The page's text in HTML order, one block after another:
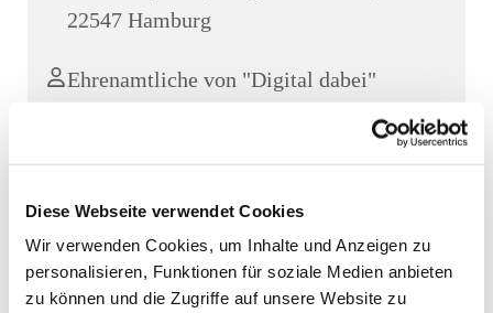
Diese Webseite verwendet Cookies
Wir verwenden Cookies, um Inhalte und Anzeigen zu
personalisieren, Funktionen für soziale Medien anbieten
zu können und die Zugriffe auf unsere Website zu
22547 Hamburg
Ehrenamtliche von "Digital dabei"
nutzen lernen in einem netten Kreis Gleichgesinnter - das
können Sie in dem Angebot "Mein Smartphone und ich"
des Seniorentreffs der Kirche "Zu den 12 Aposteln".
Jeden 2. und 4. Freitag von 10-12 Uhr in einer